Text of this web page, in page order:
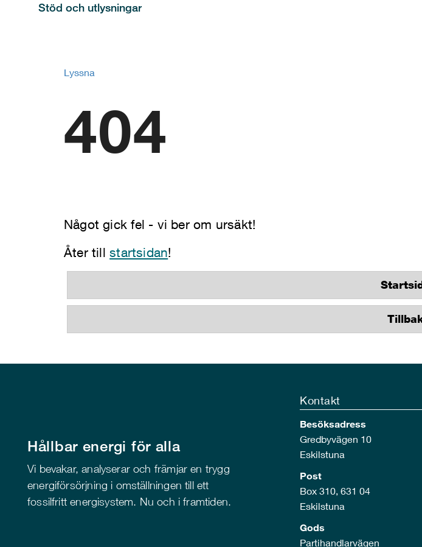
Stöd och utlysningar
Lyssna
404
Något gick fel - vi ber om ursäkt!
Åter tillstartsidan!
Hållbar energi för alla
Vi bevakar, analyserar och främjar en trygg
energiförsörjning i omställningen till ett
fossilfritt energisystem. Nu och i framtiden.
Kontakt
Besöksadress
Gredbyvägen 10
Eskilstuna
Post
Box 310, 631 04
Eskilstuna
Gods
Partihandlarvägen